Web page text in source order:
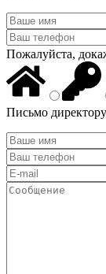
Пожалуйста,
Письмо директору